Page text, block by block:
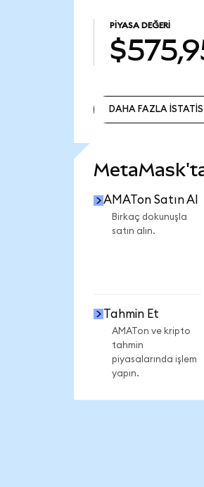
PIYASA DEĞERI
DAHA FAZLA
AMATon Satın Al
Birkaç dokunuşla
satın alın.
Tahmin Et
AMATon ve kripto
tahmin
piyasalarında işlem
yapın.